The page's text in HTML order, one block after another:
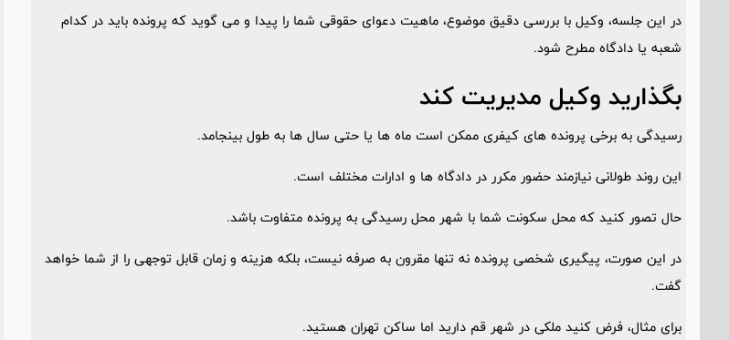
در این جلسه، وکیل با بررسی دقیق موضوع، ماهیت دعوای حقوقی شما را پیدا و می گوید که پرونده باید در کدام
شعبه یا دادگاه مطرح شود.
بگذارید وکیل مدیریت کند
رسیدگی به برخی پرونده های کیفری ممکن است ماه ها یا حتی سال ها به طول بینجامد.
این روند طولانی نیازمند حضور مکرر در دادگاه ها و ادارات مختلف است.
حال تصور کنید که محل سکونت شما با شهر محل رسیدگی به پرونده متفاوت باشد.
در این صورت، پیگیری شخصی پرونده نه تنها مقرون به صرفه نیست، بلکه هزینه و زمان قابل توجهی را از شما خواهد
گفت.
برای مثال، فرض کنید ملکی در شهر قم دارید اما ساکن تهران هستید.